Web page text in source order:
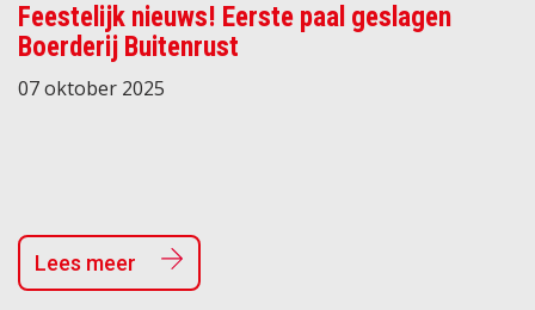
Feestelijk nieuws! Eerste paal geslagen
Boerderij Buitenrust
07 oktober 2025
Lees meer